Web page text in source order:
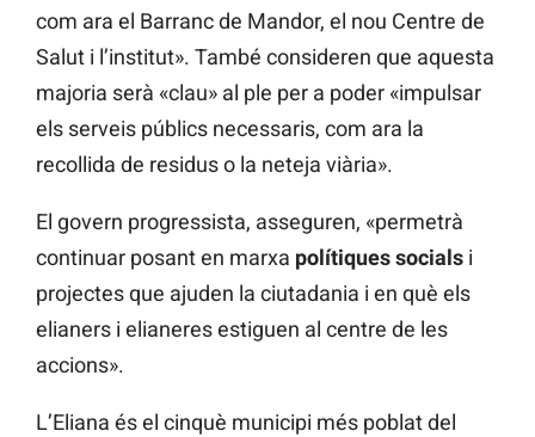
com ara el Barranc de Mandor, el nou Centre de
Salut i l’institut». També consideren que aquesta
majoria serà «clau» al ple per a poder «impulsar
els serveis públics necessaris, com ara la
recollida de residus o la neteja viària».
El govern progressista, asseguren, «permetrà
continuar posant en marxa polítiques socials i
projectes que ajuden la ciutadania i en què els
elianers i elianeres estiguen al centre de les
accions».
L’Eliana és el cinquè municipi més poblat del